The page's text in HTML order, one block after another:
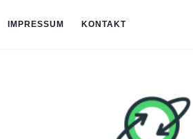
IMPRESSUM KONTAKT